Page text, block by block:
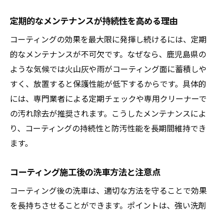
定期的なメンテナンスが持続性を高める理由
コーティングの効果を最大限に発揮し続けるには、定期
的なメンテナンスが不可欠です。なぜなら、鹿児島県の
ような気候では火山灰や雨がコーティング面に蓄積しや
すく、放置すると保護性能が低下するからです。具体的
には、専門業者による定期チェックや専用クリーナーで
の汚れ除去が推奨されます。こうしたメンテナンスによ
り、コーティングの持続性と防汚性能を長期間維持でき
ます。
コーティング施工後の洗車方法と注意点
コーティング後の洗車は、適切な方法を守ることで効果
を長持ちさせることができます。ポイントは、強い洗剤